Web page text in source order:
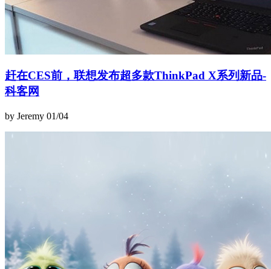
赶在CES前，联想发布超多款ThinkPad X系列新品-
科客网
by Jeremy 01/04